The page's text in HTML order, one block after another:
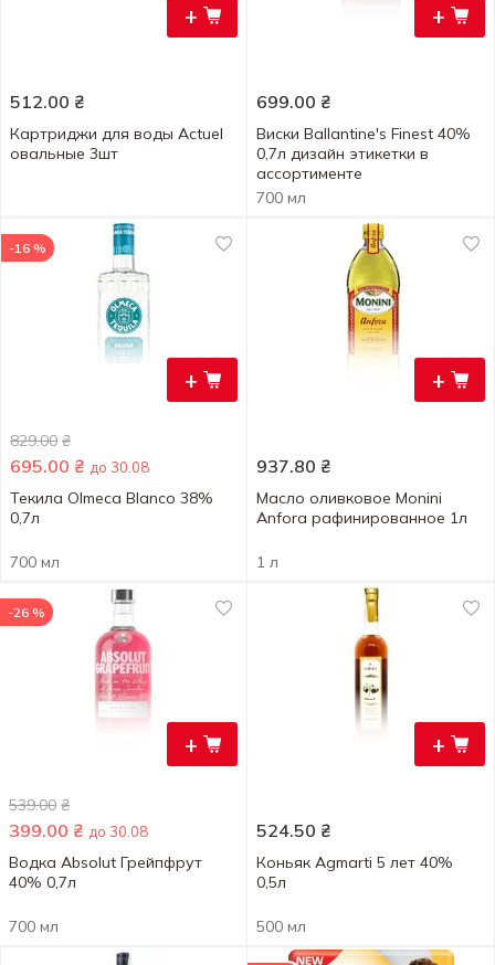
+
512.00 ₴
Картриджи для воды Actuel
овальные 3шт
+
699.00 ₴
Виски Ballantine's Finest 40%
0,7л дизайн этикетки в
ассортименте
700 мл
+
-16 %
829.00 ₴
695.00 ₴ до 30.08
Текила Olmeca Blanco 38%
0,7л
700 мл
+
937.80 ₴
Масло оливковое Monini
Anfora рафинированное 1л
1 л
+
-26 %
539.00 ₴
399.00 ₴ до 30.08
Водка Absolut Грейпфрут
40% 0,7л
700 мл
+
524.50 ₴
Коньяк Agmarti 5 лет 40%
0,5л
500 мл